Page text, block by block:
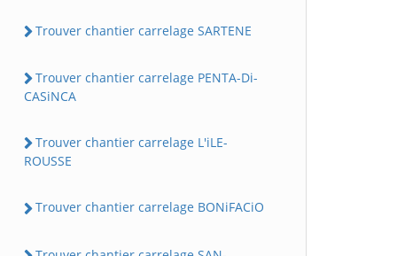
Trouver chantier carrelage SARTENE
Trouver chantier carrelage PENTA-Di-
CASiNCA
Trouver chantier carrelage L'iLE-
ROUSSE
Trouver chantier carrelage BONiFACiO